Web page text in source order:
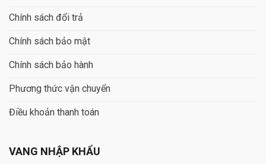
Chính sách đổi trả
Chính sách bảo mật
Chính sách bảo hành
Phương thức vận chuyển
Điều khoản thanh toán
VANG NHẬP KHẨU